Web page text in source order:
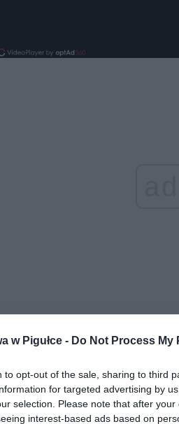
w Pigułce - Do Not Process
to opt-out of the sale, sharing to third
for targeted advertising by
selection. Please note that after
interest-based ads based on